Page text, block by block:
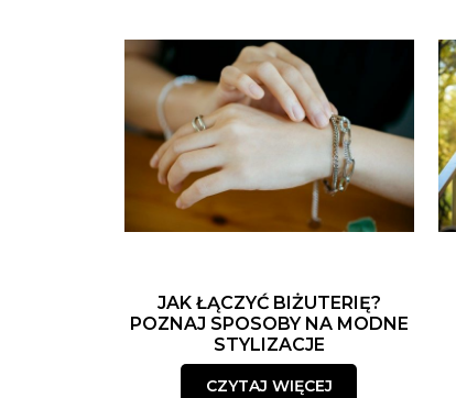
JAK ŁĄCZYĆ BIŻUTERIĘ?
POZNAJ SPOSOBY NA MODNE
STYLIZACJE
CZYTAJ WIĘCEJ